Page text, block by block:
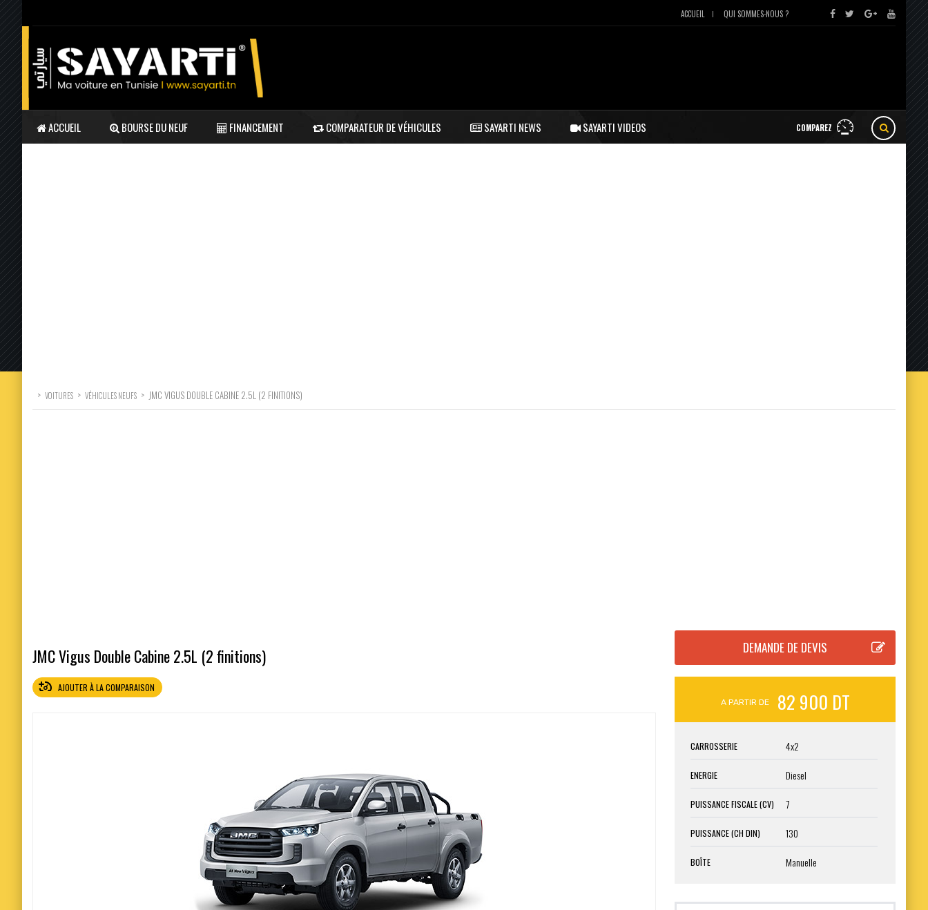
ACCUEIL QUI SOMMES-NOUS ?
COMPAREZ
ACCUEIL BOURSE DU NEUF FINANCEMENT COMPARATEUR DE VÉHICULES SAYARTI NEWS SAYARTI VIDEOS
> VOITURES > VÉHICULES NEUFS > JMC VIGUS DOUBLE CABINE 2.5L (2 FINITIONS)
JMC Vigus Double Cabine 2.5L (2 finitions)
AJOUTER À LA COMPARAISON
A PARTIR DE 82 900 DT
CARROSSERIE 4x2
ENERGIE Diesel
PUISSANCE FISCALE (CV) 7
PUISSANCE (CH DIN) 130
BOÎTE Manuelle